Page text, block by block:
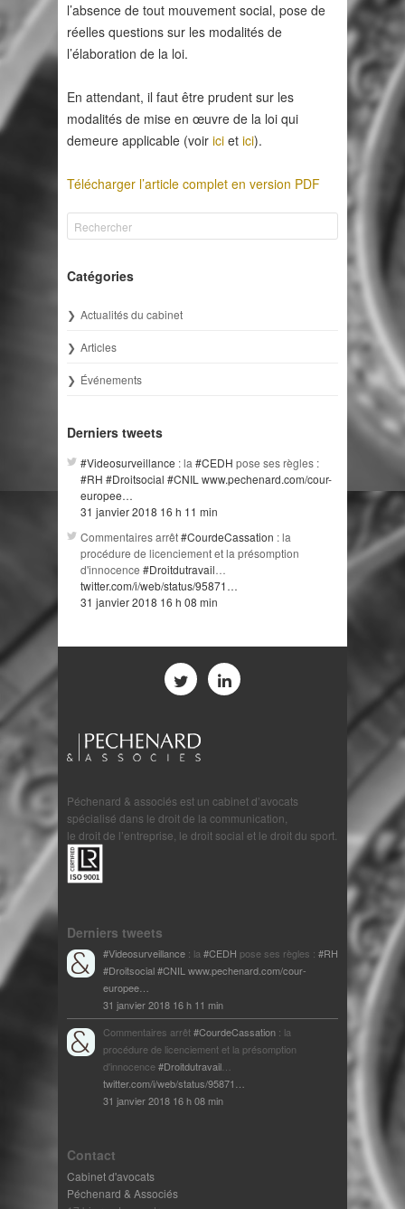
l’absence de tout mouvement social, pose de
réelles questions sur les modalités de
l’élaboration de la loi.
En attendant, il faut être prudent sur les
modalités de mise en œuvre de la loi qui
demeure applicable (voir ici et ici).
Télécharger l’article complet en version PDF
Catégories
Actualités du cabinet
Articles
Événements
Derniers tweets
#Videosurveillance : la #CEDH pose ses règles :
#RH #Droitsocial #CNIL www.pechenard.com/cour-
europee…
31 janvier 2018 16 h 11 min
Commentaires arrêt#CourdeCassation : la
procédure de licenciement et la présomption
d'innocence #Droitdutravail
twitter.com/i/web/status/95871…
31 janvier 2018 16 h 08 min
Péchenard & associés est un cabinet d’avocats
spécialisé dans le droit de la communication,
le droit de l’entreprise, le droit social et le droit du sport.
Derniers tweets
#Videosurveillance : la#CEDH pose ses règles : #RH
#Droitsocial#CNILwww.pechenard.com/cour-
europee…
31 janvier 2018 16 h 11 min
Commentaires arrêt#CourdeCassation : la
procédure de licenciement et la présomption
d'innocence#Droitdutravail…
twitter.com/i/web/status/95871…
31 janvier 2018 16 h 08 min
Contact
Cabinet d'avocats
Péchenard & Associés